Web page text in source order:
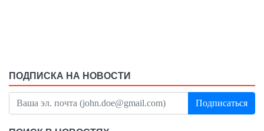
ПОДПИСКА НА НОВОСТИ
Подписаться